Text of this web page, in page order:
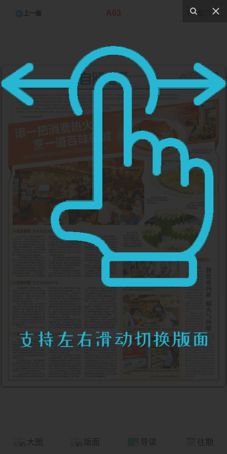
上一版 A03 下一版
大图 版面 导读 往期